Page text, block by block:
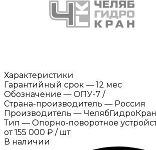
Характеристики
Гарантийный срок — 12 мес
Обозначение — ОПУ-7 /
Страна-производитель — Россия
Производитель — ЧелябГидроКран
Тип — Опорно-поворотное
от 155 000 ₽ / шт
В наличии